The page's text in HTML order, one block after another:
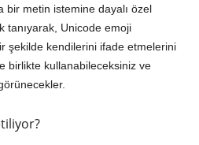
bir metin istemine dayalı özel
tanıyarak, Unicode emoji
şekilde kendilerini ifade etmelerini
birlikte kullanabileceksiniz ve